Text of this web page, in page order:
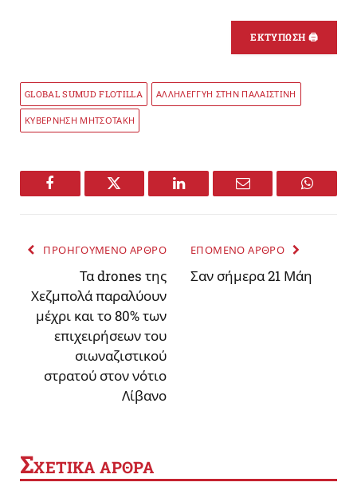
ΕΚΤΥΠΩΣΗ 🖨
GLOBAL SUMUD FLOTILLA ΑΛΛΗΛΕΓΓΥΗ ΣΤΗΝ ΠΑΛΑΙΣΤΙΝΗ
ΚΥΒΕΡΝΗΣΗ ΜΗΤΣΟΤΑΚΗ
Facebook Twitter LinkedIn Email
ΠΡΟΗΓΟΥΜΕΝΟ ΑΡΘΡΟ
Τα drones της
Χεζμπολά παραλύουν
μέχρι και το 80% των
επιχειρήσεων του
σιωναζιστικού
στρατού στον νότιο
Λίβανο
ΕΠΟΜΕΝΟ ΑΡΘΡΟ
Σαν σήμερα 21 Μάη
ΣΧΕΤΙΚΑ ΑΡΘΡΑ